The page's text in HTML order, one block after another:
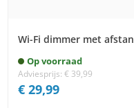
Wi-Fi dimmer met
Op voorraad
Adviesprijs: €39,99
€29,99